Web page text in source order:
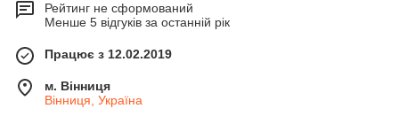
Рейтинг не сформований
Менше 5 відгуків за останній рік
Працює з 12.02.2019
м. Вінниця
Вінниця, Україна